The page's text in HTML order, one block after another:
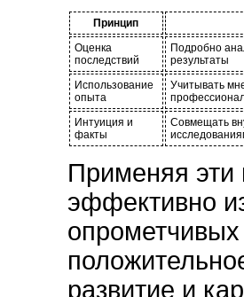
Принцип
Оценка
последствий
Подробно
результаты
Использование
опыта
Учитывать
Интуиция и
факты
Совмещать
Применяя
эффективно
развитие и